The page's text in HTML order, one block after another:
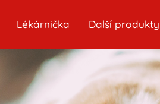
Lékárnička Další produkty